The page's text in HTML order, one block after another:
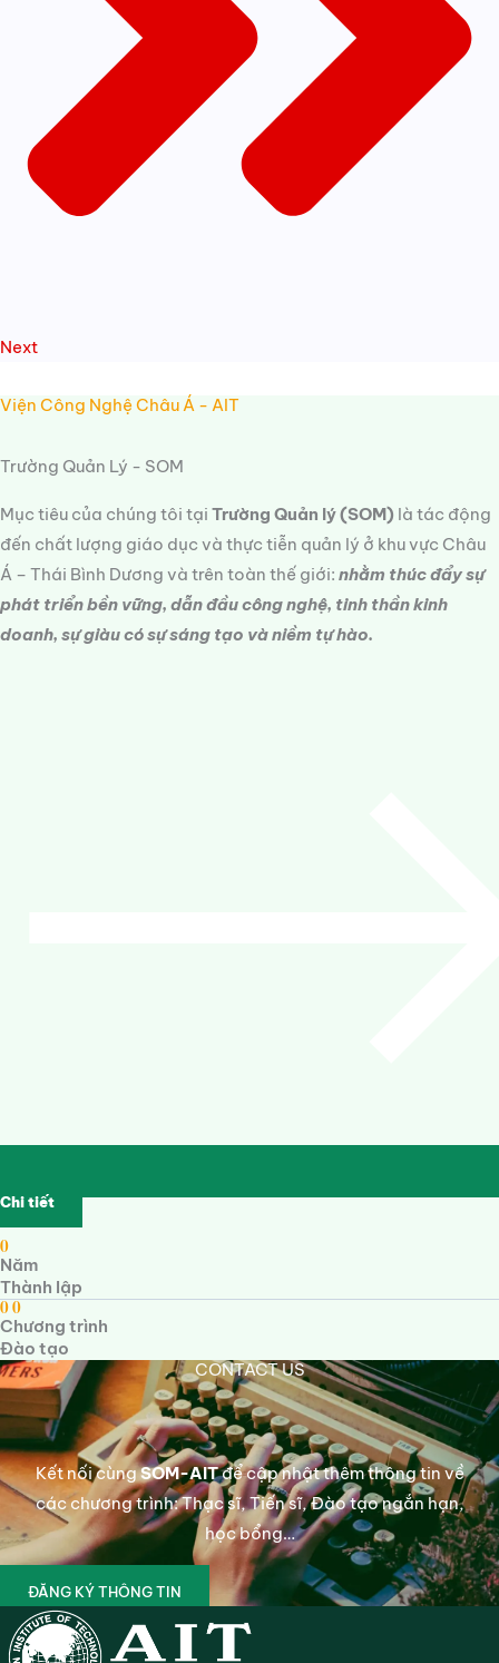
Next
Viện Công Nghệ Châu Á - AIT
Trường Quản Lý - SOM
Mục tiêu của chúng tôi tại Trường Quản lý (SOM) là tác động
đến chất lượng giáo dục và thực tiễn quản lý ở khu vực Châu
Á – Thái Bình Dương và trên toàn thế giới: nhằm thúc đẩy sự
phát triển bền vững, dẫn đầu công nghệ, tinh thần kinh
doanh, sự giàu có sự sáng tạo và niềm tự hào.
Chi tiết
0
Năm
Thành lập
00
Chương trình
Đào tạo
CONTACT US
Kết nối cùngSOM-AITđể cập nhật thêm thông tin về
các chương trình: Thạc sĩ, Tiến sĩ, Đào tạo ngắn hạn,
học bổng…
ĐĂNG KÝ THÔNG TIN